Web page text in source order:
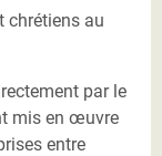
chrétiens au
par le
mis en œuvre
entre